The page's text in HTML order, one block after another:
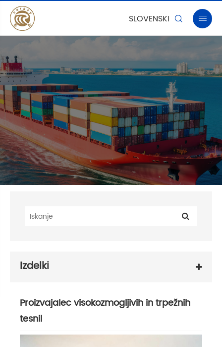
SLOVENSKI  
Izdelki
Proizvajalec visokozmogljivih in trpežnih
tesnil